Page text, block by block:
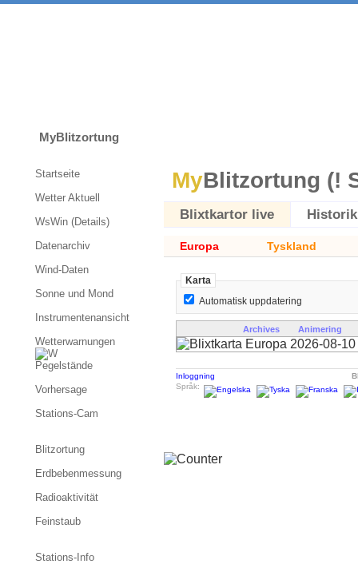
MyBlitzortung
MyBlitzortung (!
Blixtkartor live Historik
Europa Tyskland
Karta
Automatisk uppdatering
Archives Animering
Inloggning
Språk:
Startseite
Wetter Aktuell
WsWin (Details)
Datenarchiv
Wind-Daten
Sonne und Mond
Instrumentenansicht
Wetterwarnungen
Pegelstände
Vorhersage
Stations-Cam
Blitzortung
Erdbebenmessung
Radioaktivität
Feinstaub
Stations-Info